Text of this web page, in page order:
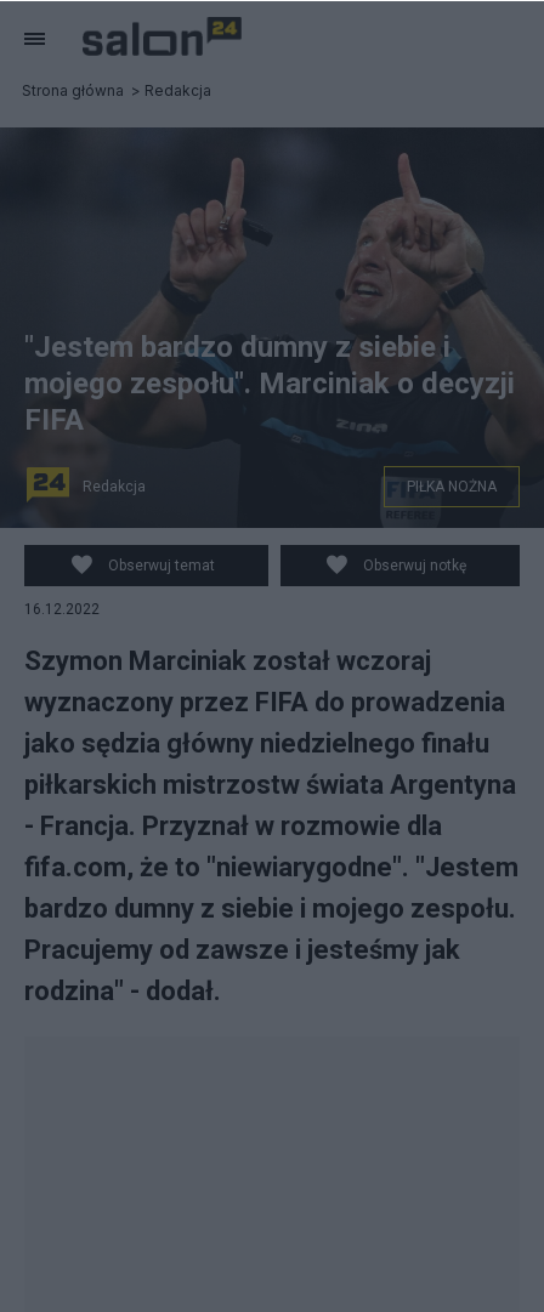
Strona główna Redakcja
Szymon Marciniak poprowadzi finał Mistrzostw Świata
w Katarze Francja - Argentyna. Źródło: PAP/Darek
Delmanowicz
"Jestem bardzo dumny z siebie i
mojego zespołu". Marciniak o decyzji
FIFA
Redakcja PIŁKA NOŻNA
Obserwuj temat Obserwuj notkę
16.12.2022
Szymon Marciniak został wczoraj
wyznaczony przez FIFA do prowadzenia
jako sędzia główny niedzielnego finału
piłkarskich mistrzostw świata Argentyna
- Francja. Przyznał w rozmowie dla
fifa.com, że to "niewiarygodne". "Jestem
bardzo dumny z siebie i mojego zespołu.
Pracujemy od zawsze i jesteśmy jak
rodzina" - dodał.